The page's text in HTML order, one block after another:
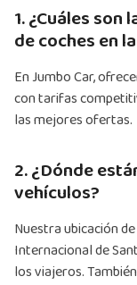
1. ¿Cuáles
de coches en
En Jumbo Car,
con tarifas
las mejores ofertas.
2. ¿Dónde
vehículos?
Nuestra ubicación
Internacional de
los viajeros.